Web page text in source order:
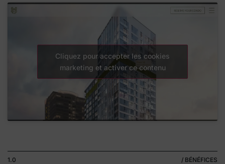
Cliquez pour accepter les cookies
marketing et activer ce contenu
1.0 / BÉNÉFICES